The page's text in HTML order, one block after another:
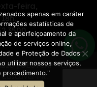
feira,
3500
| OESTCAP• CNPJ
PR.
apenas em caráter
estatísticas de
e aperfeiçoamento da
de serviços online,
e Proteção de Dados
utilizar nossos serviços,
procedimento."